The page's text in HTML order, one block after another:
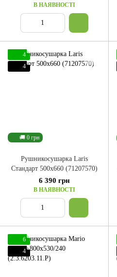
В НАЯВНОСТІ
🚚 0 грн
4
4
Рушникосушарка Laris
Стандарт 500x660 (71207570)
6 390 грн
В НАЯВНОСТІ
6
4